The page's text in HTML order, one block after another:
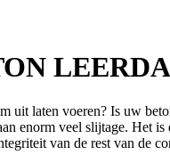
uit laten voeren? Is uw
enorm veel slijtage. Het
van de rest van